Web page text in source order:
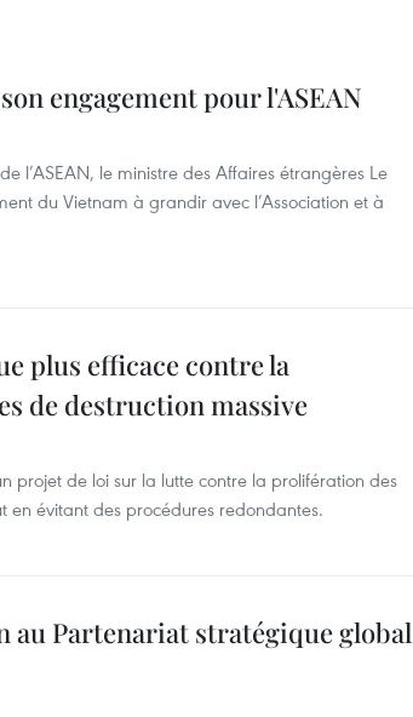
engagement pour l'ASEAN
l’ASEAN, le ministre des Affaires étrangères Le
du Vietnam à grandir avec l’Association et à
plus efficace contre la
de destruction massive
projet de loi sur la lutte contre la prolifération des
en évitant des procédures redondantes.
au Partenariat stratégique global